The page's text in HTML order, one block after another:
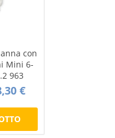
con
Mini 6-
963
€